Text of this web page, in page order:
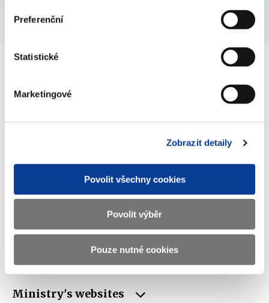
Preferenční
Statistické
Marketingové
Zobrazit detaily
Povolit všechny cookies
Povolit výběr
Pouze nutné cookies
Ministry of Finance of the Czech Republic
Address Letenská 15, 118 10 Praha
ID 00006947
CZ00006947
Ministry's websites